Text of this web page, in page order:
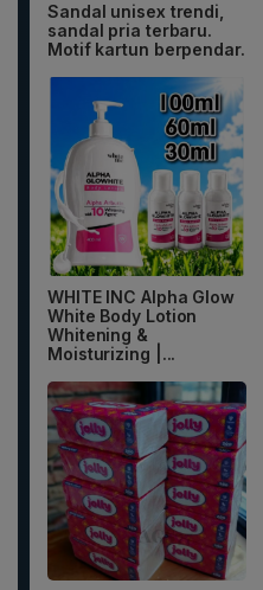
Sandal unisex trendi,
sandal pria terbaru.
Motif kartun berpendar.
WHITE INC Alpha Glow
White Body Lotion
Whitening &
Moisturizing |...